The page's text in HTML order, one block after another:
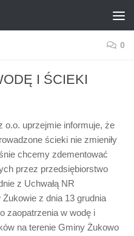
0
I ŚCIEKI
o.o. uprzejmie informuje, że
ścieki nie zmieniły
chcemy zdementować
przez przedsiębiorstwo
z Uchwałą NR
z dnia 13 grudnia
zaopatrzenia w wodę i
na terenie Gminy Żukowo